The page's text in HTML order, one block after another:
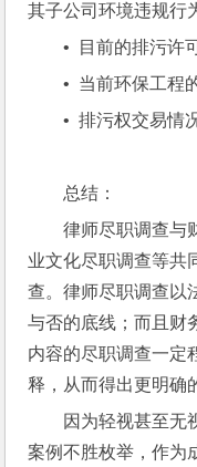
其子公司环境违规行
•  目前的排污许
•  当前环保工程
•  排污权交易情
总结：
律师尽职调查与
业文化尽职调查等共
查。律师尽职调查以
与否的底线；而且财
内容的尽职调查一定
释，从而得出更明确
因为轻视甚至无
案例不胜枚举，作为